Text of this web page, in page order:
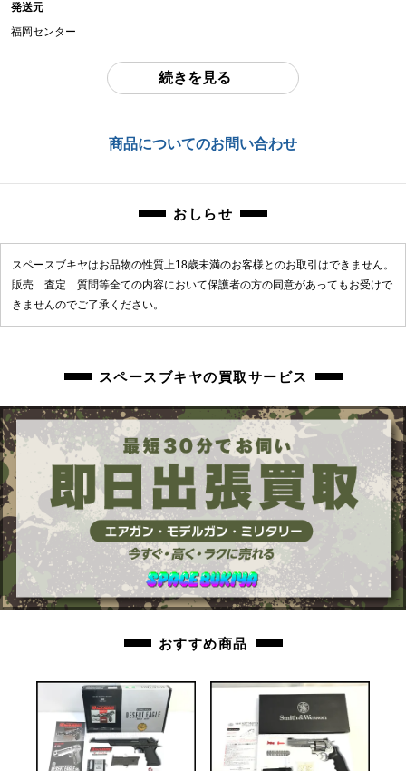
品です。
■中古品につき若干の擦れや汚れはご了承ください。
お品物についてのご注意を必ずお読み頂き、ご同意の上でご購入下さい
発送元
福岡センター
福岡県福岡市東区松島1-44-15
続きを見る
商品についてのお問い合わせ
おしらせ
スペースブキヤはお品物の性質上18歳未満のお客様とのお取引はできません。
販売 査定 質問等全ての内容において保護者の方の同意があってもお受けで
きませんのでご了承ください。
スペースブキヤの買取サービス
おすすめ商品